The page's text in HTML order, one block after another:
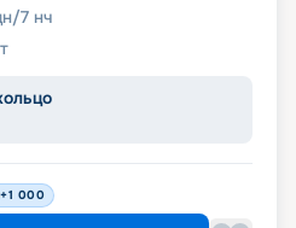
/7 нч
+1 000